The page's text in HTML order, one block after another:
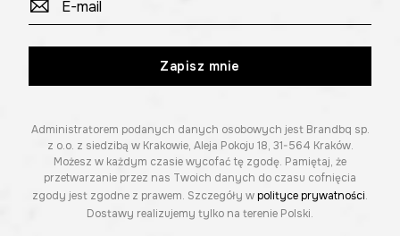
Zapisz mnie
Administratorem podanych danych osobowych jest Brandbq sp.
z o.o. z siedzibą w Krakowie, Aleja Pokoju 18, 31-564 Kraków.
Możesz w każdym czasie wycofać tę zgodę. Pamiętaj, że
przetwarzanie przez nas Twoich danych do czasu cofnięcia
zgody jest zgodne z prawem. Szczegóły w polityce prywatności.
Dostawy realizujemy tylko na terenie Polski.